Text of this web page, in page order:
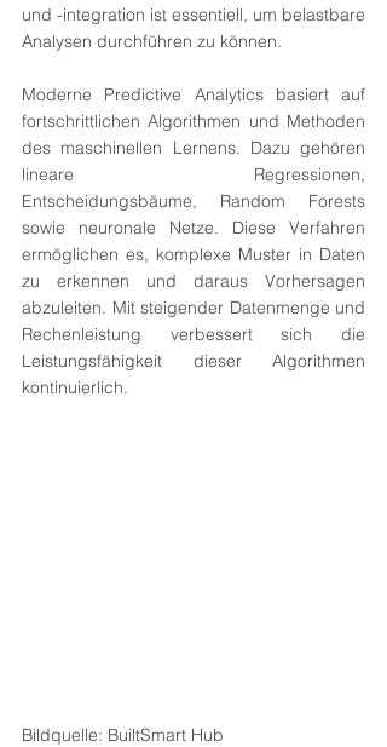
und -integration ist essentiell, um belastbare
Analysen durchführen zu können.
Moderne Predictive Analytics basiert auf
fortschrittlichen Algorithmen und Methoden
des maschinellen Lernens. Dazu gehören
lineare Regressionen,
Entscheidungsbäume, Random Forests
sowie neuronale Netze. Diese Verfahren
ermöglichen es, komplexe Muster in Daten
zu erkennen und daraus Vorhersagen
abzuleiten. Mit steigender Datenmenge und
Rechenleistung verbessert sich die
Leistungsfähigkeit dieser Algorithmen
kontinuierlich.
Bildquelle: BuiltSmart Hub